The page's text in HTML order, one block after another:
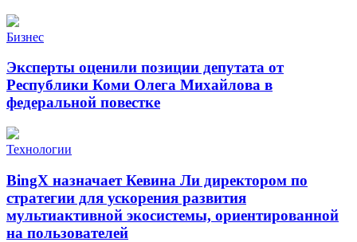
Бизнес
Эксперты оценили позиции депутата от
Республики Коми Олега Михайлова в
федеральной повестке
Технологии
BingX назначает Кевина Ли директором по
стратегии для ускорения развития
мультиактивной экосистемы, ориентированной
на пользователей